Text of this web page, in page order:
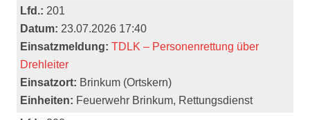
Lfd.: 201
Datum: 23.07.2026 17:40
Einsatzmeldung: TDLK – Personenrettung über
Drehleiter
Einsatzort: Brinkum (Ortskern)
Einheiten: Feuerwehr Brinkum, Rettungsdienst